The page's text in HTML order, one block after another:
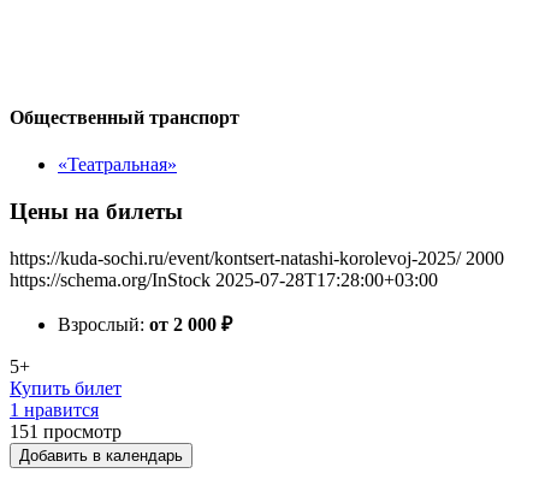
Общественный транспорт
«Театральная»
Цены на билеты
https://kuda-sochi.ru/event/kontsert-natashi-korolevoj-2025/ 2000
https://schema.org/InStock 2025-07-28T17:28:00+03:00
Взрослый: от 2 000 ₽
5+
Купить билет
1 нравится
151 просмотр
Добавить в календарь